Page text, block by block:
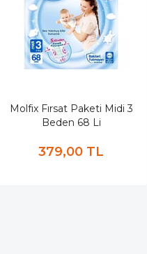
Molfix Fırsat Paketi Midi 3
Beden 68 Li
379,00 TL